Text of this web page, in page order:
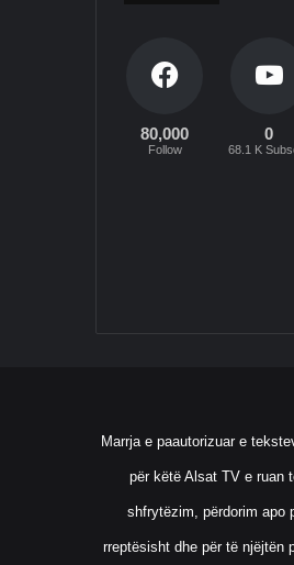
80,000
Follow
0
68.1 K
Marrja e paautorizuar e
për këtë Alsat TV e ruan
shfrytëzim, përdorim apo
rreptësisht dhe për të njëjtën